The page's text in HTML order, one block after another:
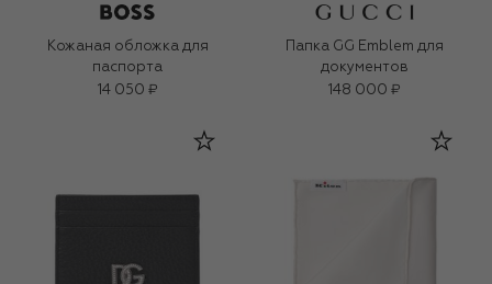
Кожаная обложка для
паспорта
14 050 ₽
Папка GG Emblem для
документов
148 000 ₽